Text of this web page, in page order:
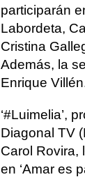
participarán
Labordeta,
Cristina
Además, la
Enrique
‘#Luimelia’,
Diagonal TV
Carol Rovira,
en ‘Amar es